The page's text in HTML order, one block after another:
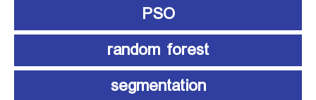
PSO
random forest
segmentation